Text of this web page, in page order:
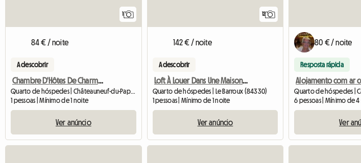
1
84 € / noite
A descobrir
Chambre D'Hôtes De Charme À Louer - La Pergola
Quarto de hóspedes | Châteauneuf-du-Pape (84230)
1 pessoas | Mínimo de 1 noite
Ver anúncio
12
142 € / noite
A descobrir
Loft À Louer Dans Une Maison De Caractère
Quarto de hóspedes | Le Barroux (84330)
1 pessoas | Mínimo de 1 noite
Ver anúncio
80 € / noite
Resposta rápida
6 pessoas | Mínimo de
Ver